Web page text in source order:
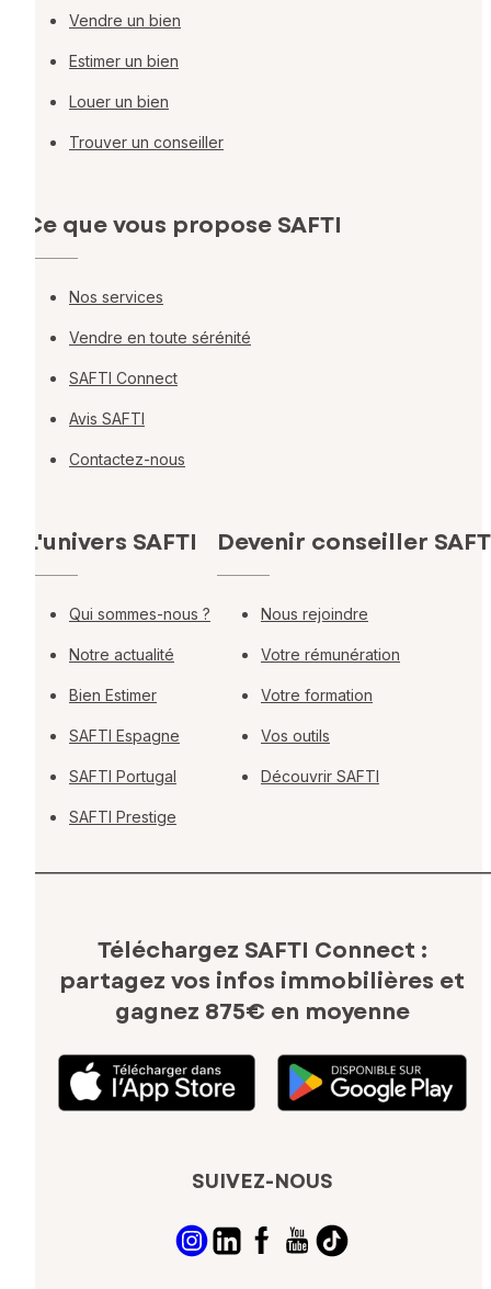
Vendre un bien
Estimer un bien
Louer un bien
Trouver un conseiller
Ce que vous propose SAFTI
Nos services
Vendre en toute sérénité
SAFTI Connect
Avis SAFTI
Contactez-nous
L'univers SAFTI
Qui sommes-nous ?
Notre actualité
Bien Estimer
SAFTI Espagne
SAFTI Portugal
SAFTI Prestige
Devenir conseiller
Nous rejoindre
Votre rémunération
Votre formation
Vos outils
Découvrir SAFTI
Téléchargez SAFTI Connect :
partagez vos infos immobilières et
gagnez 875€ en moyenne
SUIVEZ-NOUS